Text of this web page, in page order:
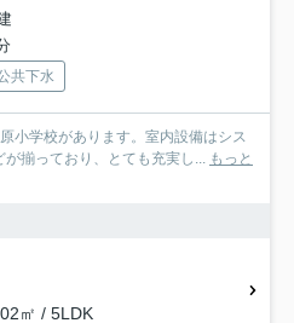
共下水
小学校があります。室内設備はシス
揃っており、とても充実し... もっと
㎡ / 5LDK